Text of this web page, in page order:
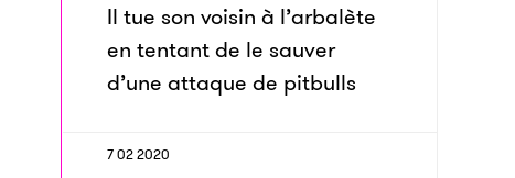
Il tue son voisin à l’arbalète
en tentant de le sauver
d’une attaque de pitbulls
7 02 2020